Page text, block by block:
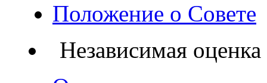
Положение о Совете
Независимая